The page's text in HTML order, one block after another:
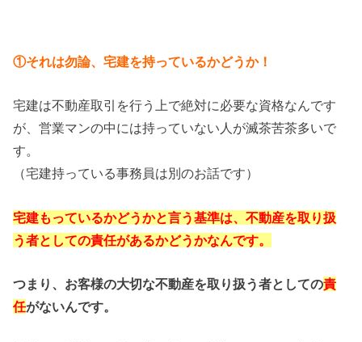
①それは勿論、宅建を持っているかどうか！
宅建は不動産取引を行う上で絶対に必要な資格なんです
が、営業マンの中には持っていない人が滅茶苦茶多いで
す。
（宅建持っている事務員は別のお話です）
宅建もっているかどうかと言う基準は、不動産を取り扱
う者としての責任があるかどうかなんです。
つまり、お客様の大切な不動産を取り扱う者としての責
任がないんです。